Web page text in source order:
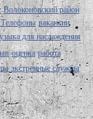
Волоконовский район
Телефоны вакансии
для наслаждения
оценка работа
экстренные службы